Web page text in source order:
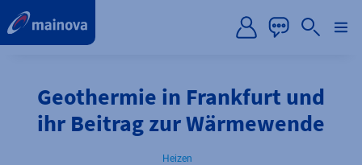
Geothermie in Frankfurt und
ihr Beitrag zur Wärmewende
Heizen